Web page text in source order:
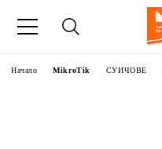
Начало MikroTik СУИЧОВЕ